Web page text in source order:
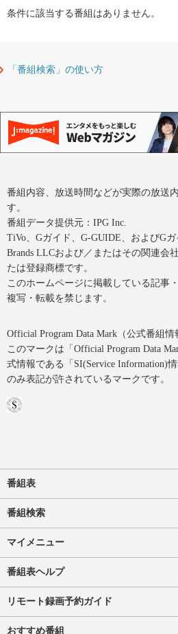
条件に該当する番組はありません。
「番組検索」の使い方
番組内容、放送時間などが実際の放送
す。
番組データ提供元：IPG Inc.
TiVo、Gガイド、G-GUIDE、およびG
Brands LLCおよび／またはその関連会
たは登録商標です。
このホームページに掲載している記事
複写・転載を禁じます。
Official Program Data Mark（公式番組情
このマークは「Official Program Data
式情報である「SI(Service Information)
のみ表記が許されているマークです。
番組表
番組検索
マイメニュー
番組表ヘルプ
リモート録画予約ガイド
おすすめ番組